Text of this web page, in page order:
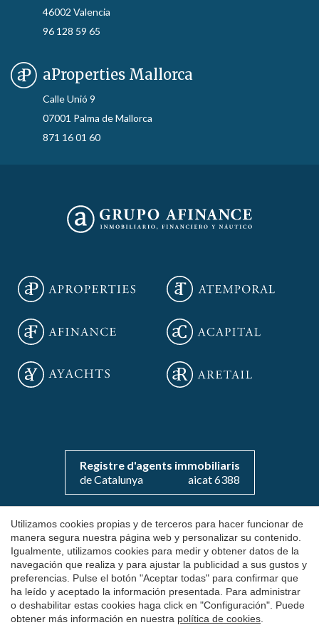
46002 Valencia
96 128 59 65
aProperties Mallorca
Calle Unió 9
07001 Palma de Mallorca
871 16 01 60
Registre d'agents immobiliaris
de Catalunya
aicat 6388
Copyright 2026 © aOficinas
Alquiler y venta de oficinas exclusivas
AICAT 6388
Aviso Legal
Utilizamos cookies propias y de terceros para hacer funcionar de
manera segura nuestra página web y personalizar su contenido.
Igualmente, utilizamos cookies para medir y obtener datos de la
navegación que realiza y para ajustar la publicidad a sus gustos y
preferencias. Pulse el botón "Aceptar todas" para confirmar que
ha leído y aceptado la información presentada. Para administrar
o deshabilitar estas cookies haga click en "Configuración". Puede
obtener más información en nuestra política de cookies
Guardar configuración Aceptar todas